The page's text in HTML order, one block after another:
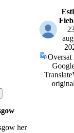
Oversat
Translate
her